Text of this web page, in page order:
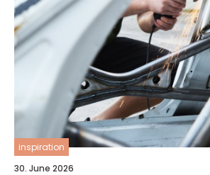
inspiration
30. June 2026